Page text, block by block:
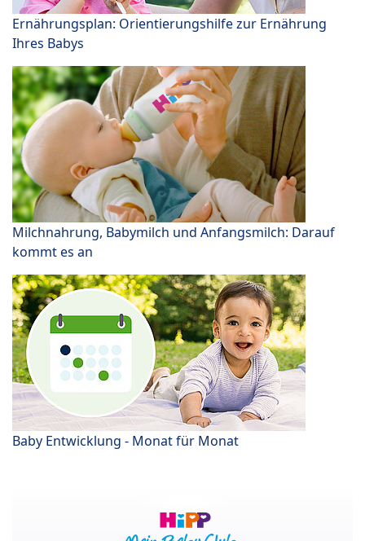
Ernährungsplan: Orientierungshilfe zur Ernährung
Ihres Babys
Milchnahrung, Babymilch und Anfangsmilch: Darauf
kommt es an
Baby Entwicklung - Monat für Monat